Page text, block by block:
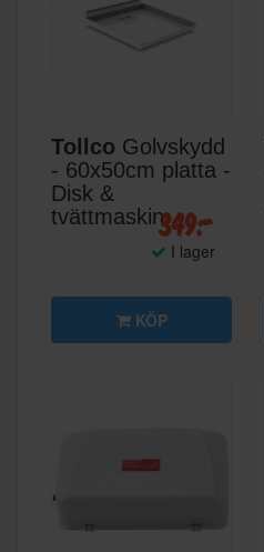
Tollco Golvskydd
- 60x50cm platta -
Disk &
tvättmaskin349:-
I lager
KÖP